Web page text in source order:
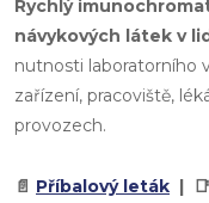
Rychlý
návykových látek v
nutnosti laboratorního
zařízení, pracoviště,
provozech.
📄 Příbalový leták | 📑